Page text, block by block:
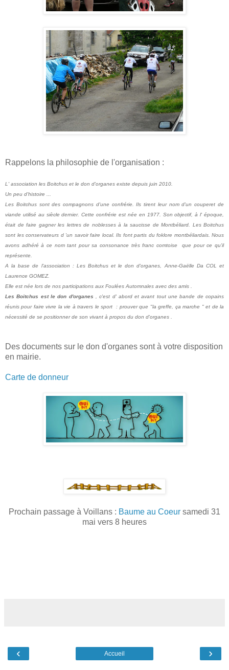
Rappelons la philosophie de l'organisation :
L' association les Boitchus et le don d'organes existe depuis juin 2010.
Un peu d'histoire ...
Les Boitchus sont des compagnons d'une confrérie. Ils tirent leur nom d'un couperet de
viande utilisé au siècle dernier. Cette confrérie est née en 1977. Son objectif, à l' époque,
était de faire gagner les lettres de noblesses à la saucisse de Montbéliard. Les Boitchus
sont les conservateurs d 'un savoir faire local. Ils font partis du foklore montbéliardais. Nous
avons adhéré à ce nom tant pour sa consonance très franc comtoise que pour ce qu'il
représente.
A la base de l'association : Les Boitchus et le don d'organes, Anne-Gaëlle Da COL et
Laurence GOMEZ.
Elle est née lors de nos participations aux Foulées Automnales avec des amis .
Les Boitchus est le don d'organes
, c'est d' abord et avant tout une bande de copains
réunis pour faire vivre la vie à travers le sport : prouver que "la greffe, ça marche " et de la
nécessité de se positionner de son vivant à propos du don d'organes .
Des documents sur le don d'organes sont à votre disposition
en mairie.
Carte de donneur
Prochain passage à Voillans : Baume au Coeur samedi 31
mai vers 8 heures
‹ ›
Accueil